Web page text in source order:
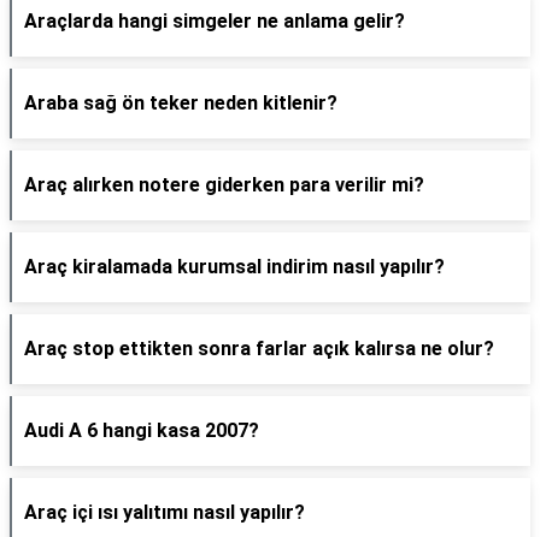
Araçlarda hangi simgeler ne anlama gelir?
Araba sağ ön teker neden kitlenir?
Araç alırken notere giderken para verilir mi?
Araç kiralamada kurumsal indirim nasıl yapılır?
Araç stop ettikten sonra farlar açık kalırsa ne olur?
Audi A 6 hangi kasa 2007?
Araç içi ısı yalıtımı nasıl yapılır?